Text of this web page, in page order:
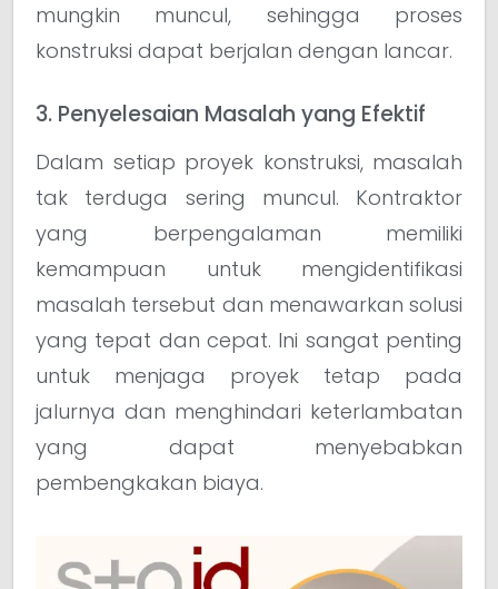
mungkin muncul, sehingga proses
konstruksi dapat berjalan dengan lancar.
3. Penyelesaian Masalah yang Efektif
Dalam setiap proyek konstruksi, masalah
tak terduga sering muncul. Kontraktor
yang berpengalaman memiliki
kemampuan untuk mengidentifikasi
masalah tersebut dan menawarkan solusi
yang tepat dan cepat. Ini sangat penting
untuk menjaga proyek tetap pada
jalurnya dan menghindari keterlambatan
yang dapat menyebabkan
pembengkakan biaya.